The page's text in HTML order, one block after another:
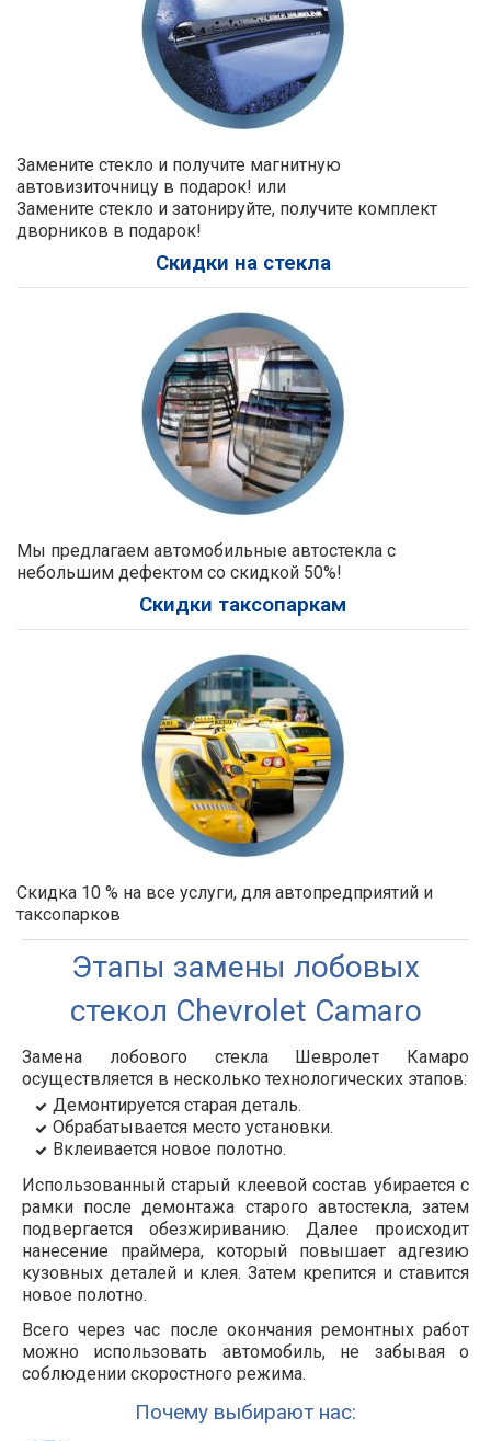
Замените стекло и получите магнитную
автовизиточницу в подарок! или
Замените стекло и затонируйте, получите комплект
дворников в подарок!
Скидки на стекла
Мы предлагаем автомобильные автостекла с
небольшим дефектом со скидкой 50%!
Скидки таксопаркам
Скидка 10 % на все услуги, для автопредприятий и
таксопарков
Этапы замены лобовых
стекол Chevrolet Camaro
Замена лобового стекла Шевролет Камаро
осуществляется в несколько технологических этапов:
Демонтируется старая деталь.
Обрабатывается место установки.
Вклеивается новое полотно.
Использованный старый клеевой состав убирается с
рамки после демонтажа старого автостекла, затем
подвергается обезжириванию. Далее происходит
нанесение праймера, который повышает адгезию
кузовных деталей и клея. Затем крепится и ставится
новое полотно.
Всего через час после окончания ремонтных работ
можно использовать автомобиль, не забывая о
соблюдении скоростного режима.
Почему выбирают нас: